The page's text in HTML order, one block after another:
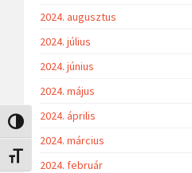
Nagy kontraszt váltása
Betűméret váltása
2024. augusztus
2024. július
2024. június
2024. május
2024. április
2024. március
2024. február